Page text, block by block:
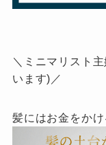
＼ミニマリスト
います)／
髪にはお金をかけ